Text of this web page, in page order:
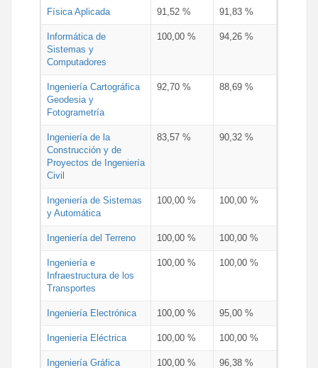
Física Aplicada 91,52 % 91,83 %
Informática de
Sistemas y
Computadores
100,00 % 94,26 %
Ingeniería Cartográfica
Geodesia y
Fotogrametría
92,70 % 88,69 %
Ingeniería de la
Construcción y de
Proyectos de Ingeniería
Civil
83,57 % 90,32 %
Ingeniería de Sistemas
y Automática
100,00 % 100,00 %
Ingeniería del Terreno 100,00 % 100,00 %
Ingeniería e
Infraestructura de los
Transportes
100,00 % 100,00 %
Ingeniería Electrónica 100,00 % 95,00 %
Ingeniería Eléctrica 100,00 % 100,00 %
Ingeniería Gráfica 100,00 % 96,38 %